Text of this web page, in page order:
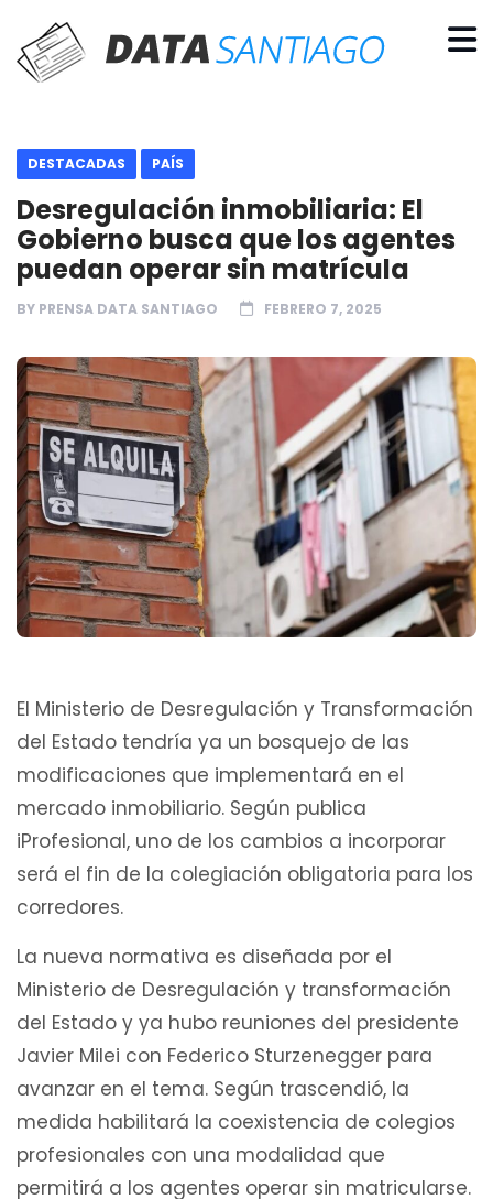
DESTACADAS PAÍS
Desregulación inmobiliaria: El
Gobierno busca que los agentes
puedan operar sin matrícula
BY PRENSA DATA SANTIAGO FEBRERO 7, 2025
El Ministerio de Desregulación y Transformación
del Estado tendría ya un bosquejo de las
modificaciones que implementará en el
mercado inmobiliario. Según publica
iProfesional, uno de los cambios a incorporar
será el fin de la colegiación obligatoria para los
corredores.
La nueva normativa es diseñada por el
Ministerio de Desregulación y transformación
del Estado y ya hubo reuniones del presidente
Javier Milei con Federico Sturzenegger para
avanzar en el tema. Según trascendió, la
medida habilitará la coexistencia de colegios
profesionales con una modalidad que
permitirá a los agentes operar sin matricularse.